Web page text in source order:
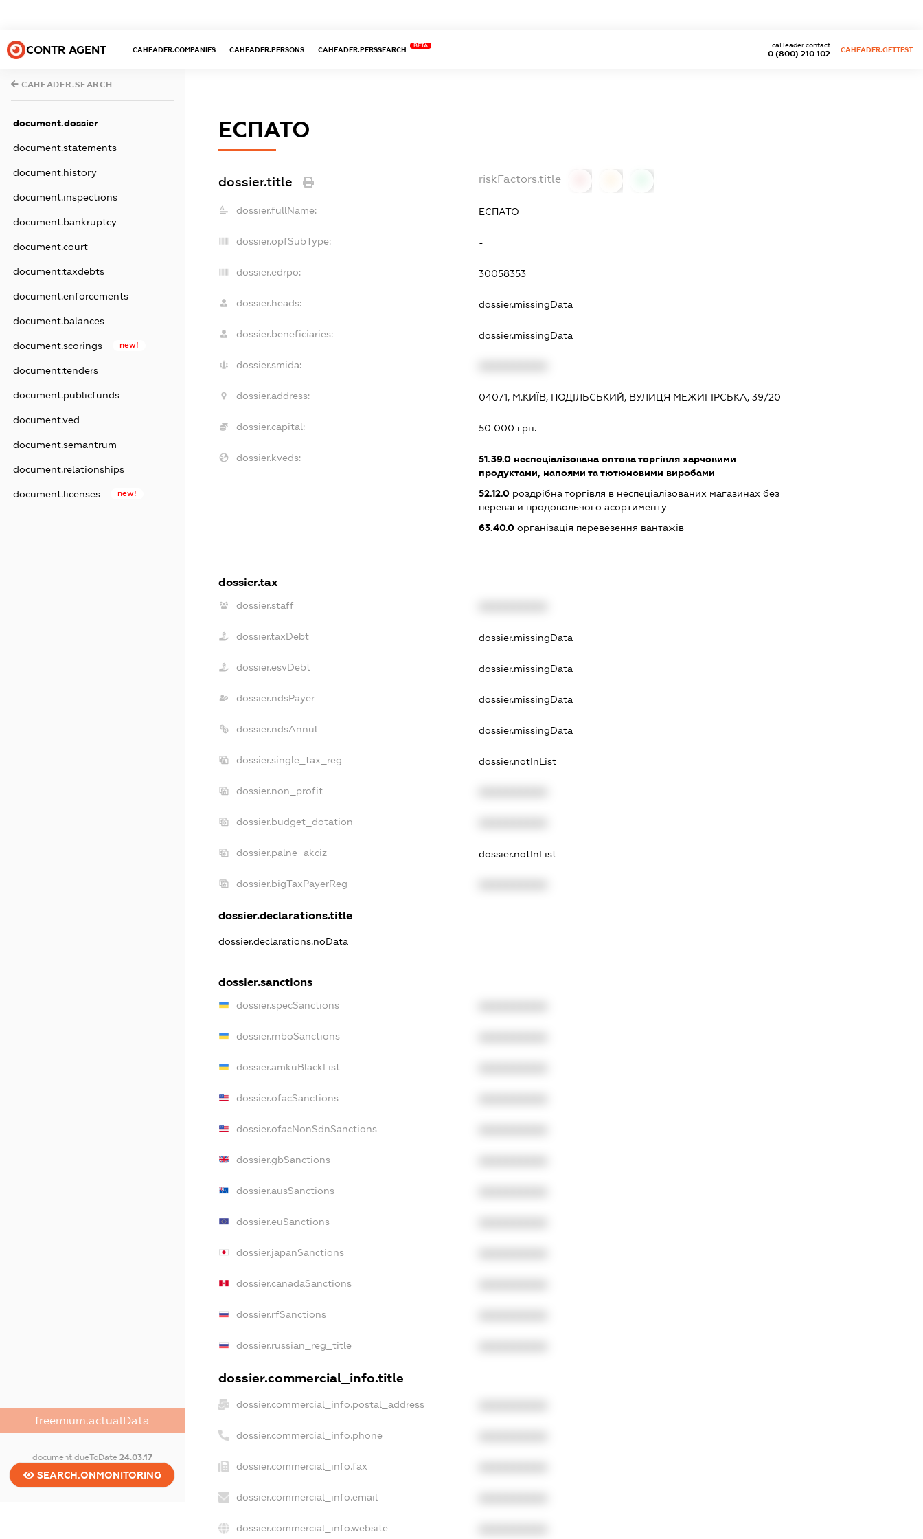
CONTR AGENT CAHEADER.COMPANIES CAHEADER.PERSONS CAHEADER.PERSSEARCH
BETA
0 (800) 210 102
caHeader.contact
CAHEADER.GETTEST
CAHEADER.SEARCH
document.dossier
document.statements
document.history
document.inspections
document.bankruptcy
document.court
document.taxdebts
document.enforcements
document.balances
document.scorings new!
document.tenders
document.publicfunds
document.ved
document.semantrum
document.relationships
document.licenses new!
freemium.actualData
document.dueToDate 24.03.17
SEARCH.ONMONITORING
ЕСПАТО
dossier.title riskFactors.title
dossier.fullName: ЕСПАТО
dossier.opfSubType: -
dossier.edrpo: 30058353
dossier.heads: dossier.missingData
dossier.beneficiaries: dossier.missingData
dossier.smida:
dossier.address: 04071, М.КИЇВ, ПОДІЛЬСЬКИЙ, ВУЛИЦЯ МЕЖИГІРСЬКА, 39/20
dossier.capital: 50 000 грн.
dossier.kveds: 51.39.0 неспеціалізована оптова торгівля харчовими
продуктами, напоями та тютюновими виробами
52.12.0 роздрібна торгівля в неспеціалізованих магазинах без
переваги продовольчого асортименту
63.40.0 організація перевезення вантажів
dossier.tax
dossier.staff
dossier.taxDebt dossier.missingData
dossier.esvDebt dossier.missingData
dossier.ndsPayer dossier.missingData
dossier.ndsAnnul dossier.missingData
dossier.single_tax_reg dossier.notInList
dossier.non_profit
dossier.budget_dotation
dossier.palne_akciz dossier.notInList
dossier.bigTaxPayerReg
dossier.declarations.title
dossier.declarations.noData
dossier.sanctions
dossier.specSanctions
dossier.rnboSanctions
dossier.amkuBlackList
dossier.ofacSanctions
dossier.ofacNonSdnSanctions
dossier.gbSanctions
dossier.ausSanctions
dossier.euSanctions
dossier.japanSanctions
dossier.canadaSanctions
dossier.rfSanctions
dossier.russian_reg_title
dossier.commercial_info.title
dossier.commercial_info.postal_address
dossier.commercial_info.phone
dossier.commercial_info.fax
dossier.commercial_info.email
dossier.commercial_info.website